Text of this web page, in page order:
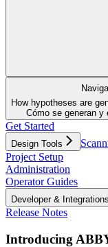
How hypotheses are
Cómo se generan y
Get Started
Design Tools
Project Setup
Administration
Operator Guides
Developer & Integrations
Release Notes
Introducing